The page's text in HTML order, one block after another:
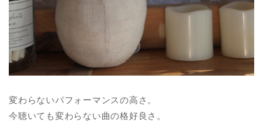
変わらないパフォーマンスの高さ。
今聴いても変わらない曲の格好良さ。